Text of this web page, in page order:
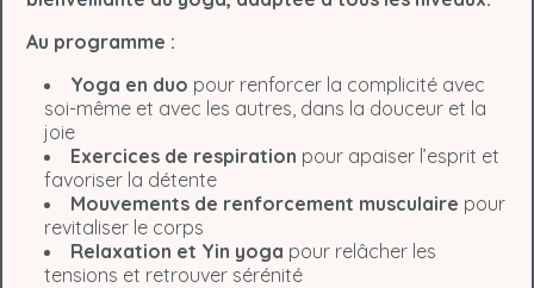
Au programme :
Yoga en duo pour renforcer la complicité avec
soi-même et avec les autres, dans la douceur et la
joie
Exercices de respiration pour apaiser l’esprit et
favoriser la détente
Mouvements de renforcement musculaire pour
revitaliser le corps
Relaxation et Yin yoga pour relâcher les
tensions et retrouver sérénité